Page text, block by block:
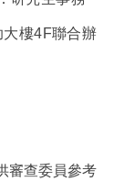
樓4F聯合辦
審查委員參考